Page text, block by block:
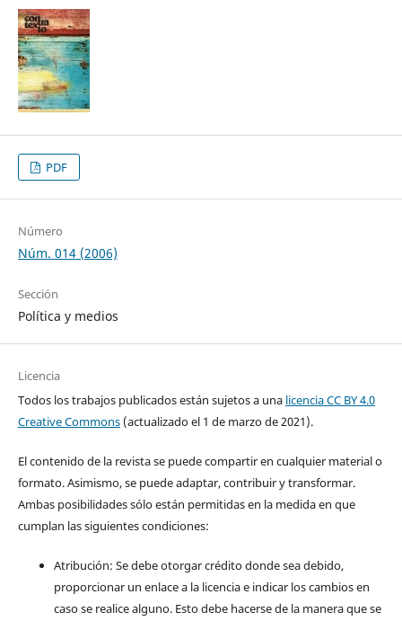
PDF
Número
Núm. 014 (2006)
Sección
Política y medios
Licencia
Todos los trabajos publicados están sujetos a una licencia CC BY 4.0
Creative Commons(actualizado el 1 de marzo de 2021).
El contenido de la revista se puede compartir en cualquier material o
formato. Asimismo, se puede adaptar, contribuir y transformar.
Ambas posibilidades sólo están permitidas en la medida en que
cumplan las siguientes condiciones:
Atribución: Se debe otorgar crédito donde sea debido,
proporcionar un enlace a la licencia e indicar los cambios en
caso se realice alguno. Esto debe hacerse de la manera que se